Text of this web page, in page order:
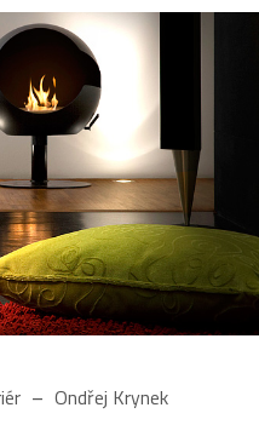
Ondřej Krynek